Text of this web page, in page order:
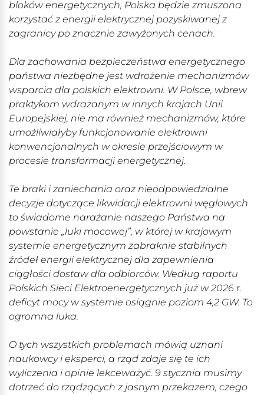
bloków energetycznych, Polska będzie zmuszona
korzystać z energii elektrycznej pozyskiwanej z
zagranicy po znacznie zawyżonych cenach.
Dla zachowania bezpieczeństwa energetycznego
państwa niezbędne jest wdrożenie mechanizmów
wsparcia dla polskich elektrowni. W Polsce, wbrew
praktykom wdrażanym w innych krajach Unii
Europejskiej, nie ma również mechanizmów, które
umożliwiałyby funkcjonowanie elektrowni
konwencjonalnych w okresie przejściowym w
procesie transformacji energetycznej.
Te braki i zaniechania oraz nieodpowiedzialne
decyzje dotyczące likwidacji elektrowni węglowych
to świadome narażanie naszego Państwa na
powstanie „luki mocowej”, w której w krajowym
systemie energetycznym zabraknie stabilnych
źródeł energii elektrycznej dla zapewnienia
ciągłości dostaw dla odbiorców. Według raportu
Polskich Sieci Elektroenergetycznych już w 2026 r.
deficyt mocy w systemie osiągnie poziom 4,2 GW. To
ogromna luka.
O tych wszystkich problemach mówią uznani
naukowcy i eksperci, a rząd zdaje się te ich
wyliczenia i opinie lekceważyć. 9 stycznia musimy
dotrzeć do rządzących z jasnym przekazem, czego